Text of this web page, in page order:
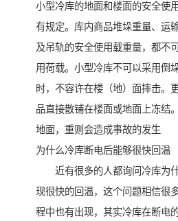
小型冷库的地面和楼面的安全使
有规定。库内商品堆垛重量、运
及吊轨的安全使用载重量，都不
用荷载。小型冷库不可以采用倒
时，不容许在楼（地）面摔击。
品直接散铺在楼面或地面上冻结
地面，重则会造成事故的发生
为什么冷库断电后能够很快回温
近有很多的人都询问冷库为什
现很快的回温，这个问题相信很
程中也有出现，其实冷库在断电